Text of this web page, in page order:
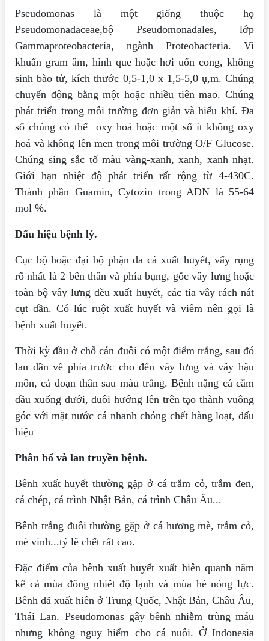
Pseudomonas là một giống thuộc họ
Pseudomonadaceae,bộ Pseudomonadales, lớp
Gammaproteobacteria, ngành Proteobacteria. Vi
khuẩn gram âm, hình que hoặc hơi uốn cong, không
sinh bào tử, kích thước 0,5-1,0 x 1,5-5,0 ụ,m. Chúng
chuyển động bằng một hoặc nhiều tiên mao. Chúng
phát triển trong môi trường đơn giản và hiếu khí. Đa
số chúngcó thể oxy hoá hoặc một số ít không oxy
hoá và không lên men trong môi trường O/F Glucose.
Chúng sing sắc tố màu vàng-xanh, xanh, xanh nhạt.
Giới hạn nhiệt độ phát triển rất rộng từ 4-430C.
Thành phần Guamin, Cytozin trong ADN là 55-64
mol %.
Dấu hiệu bệnh lý.
Cục bộ hoặc đại bộ phận da cá xuất huyết, vẩy rụng
rõ nhất là 2 bên thân và phía bụng, gốc vây lưng hoặc
toàn bộ vây lưng đều xuất huyết, các tia vây rách nát
cụt dần. Có lúc ruột xuất huyết và viêm nên gọi là
bệnh xuất huyết.
Thời kỳ đầu ở chỗ cán đuôi có một điểm trắng, sau đó
lan dần về phía trước cho đến vây lưng và vây hậu
môn, cả đoạn thân sau màu trắng. Bệnh nặng cá cắm
đầu xuống dưới, đuôi hướng lên trên tạo thành vuông
góc với mặt nước cá nhanh chóng chết hàng loạt, dấu
hiệu
Phân bố và lan truyền bệnh.
Bênh xuất huyết thường gặp ở cá trắm cỏ, trắm đen,
cá chép, cá trình Nhật Bản, cá trình Châu Âu...
Bênh trắng đuôi thường gặp ở cá hương mè, trắm cỏ,
mè vinh...tỷ lê chết rất cao.
Đặc điểm của bênh xuất huyết xuất hiên quanh năm
kể cả mùa đông nhiêt độ lạnh và mùa hè nóng lực.
Bênh đã xuất hiên ở Trung Quốc, Nhật Bản, Châu Âu,
Thái Lan. Pseudomonas gây bênh nhiễm trùng máu
nhưng không nguy hiểm cho cá nuôi. Ở Indonesia